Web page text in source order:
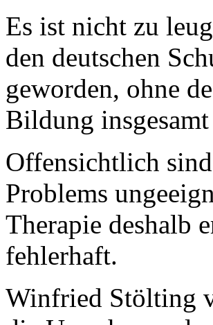
Es ist nicht zu
den deutschen
geworden, ohne
Bildung
Offensichtlich
Problems
Therapie deshalb
fehlerhaft.
Winfried Stölting